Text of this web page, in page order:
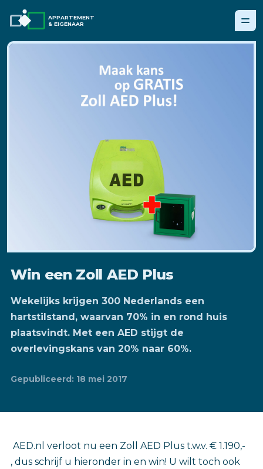
APPARTEMENT
& EIGENAAR
Win een Zoll AED Plus
Wekelijks krijgen 300 Nederlands een
hartstilstand, waarvan 70% in en rond huis
plaatsvindt. Met een AED stijgt de
overlevingskans van 20% naar 60%.
Gepubliceerd: 18 mei 2017
AED.nl verloot nu een Zoll AED Plus t.w.v. € 1.190,-
, dus schrijf u hieronder in en win! U wilt toch ook